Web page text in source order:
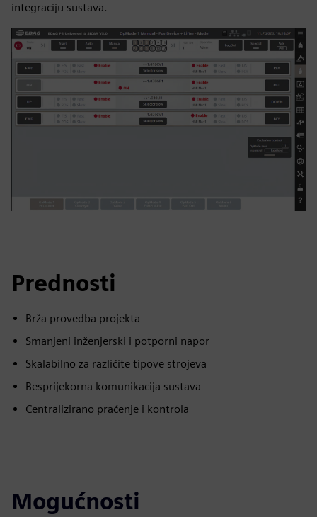
integraciju sustava.
Prednosti
Brža provedba projekta
Smanjeni inženjerski i potporni napor
Skalabilno za različite tipove strojeva
Besprijekorna komunikacija sustava
Centralizirano praćenje i kontrola
Mogućnosti